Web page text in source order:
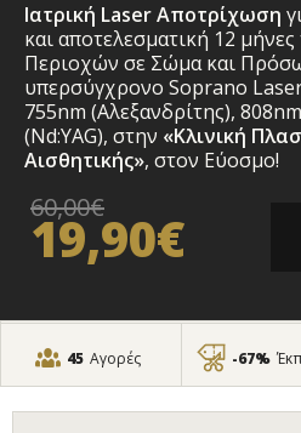
Ιατρική Laser Αποτρίχωση
και αποτελεσματική 12
Περιοχών σε Σώμα και
υπερσύγχρονο Soprano
755nm (Αλεξανδρίτης),
(Nd:YAG), στην «Κλινική
Αισθητικής», στον Εύοσμο!
60,00€
19,90€
45 Αγορές -67%